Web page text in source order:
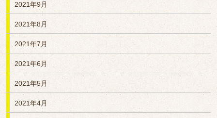
2021年9月
2021年8月
2021年7月
2021年6月
2021年5月
2021年4月